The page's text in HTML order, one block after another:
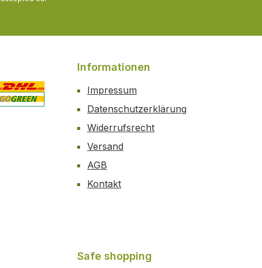
Informationen
Impressum
Datenschutzerklärung
Widerrufsrecht
Versand
AGB
Kontakt
Safe shopping